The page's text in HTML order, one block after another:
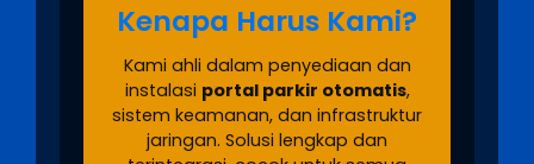
Kenapa Harus Kami?
Kami ahli dalam penyediaan dan
instalasi portal parkir otomatis,
sistem keamanan, dan infrastruktur
jaringan. Solusi lengkap dan